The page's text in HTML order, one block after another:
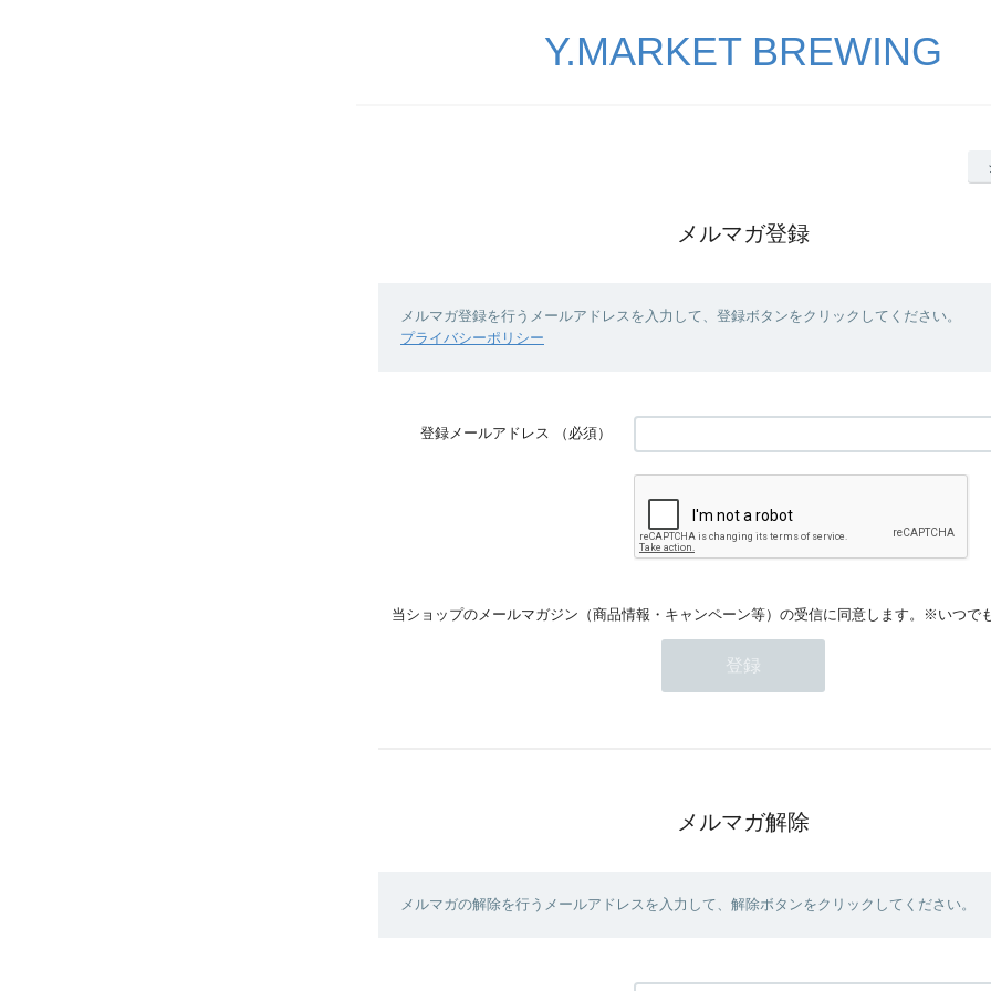
Y.MARKET BREWING
メルマガ登録
メルマガ登録を行うメールアドレスを入力して、登録ボタンをクリックしてください。
プライバシーポリシー
登録メールアドレス （必須）
当ショップのメールマガジン（商品情報・キャンペーン等）の受信に同意します。※いつで
メルマガ解除
メルマガの解除を行うメールアドレスを入力して、解除ボタンをクリックしてください。